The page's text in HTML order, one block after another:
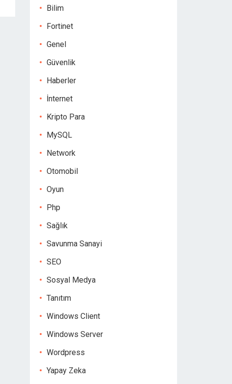
Bilim
Fortinet
Genel
Güvenlik
Haberler
İnternet
Kripto Para
MySQL
Network
Otomobil
Oyun
Php
Sağlık
Savunma Sanayi
SEO
Sosyal Medya
Tanıtım
Windows Client
Windows Server
Wordpress
Yapay Zeka